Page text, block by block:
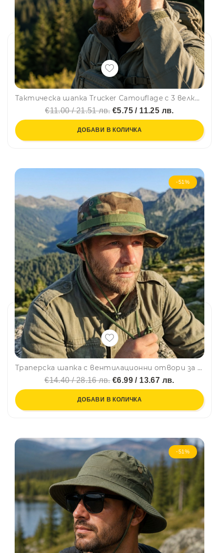
Тактическа шапка Trucker Camouflage с 3 велкро панела за нашивки и емблеми - направи собствен дизайн
€11.00 / 21.51 лв.€5.75 / 11.25 лв.
ДОБАВИ В КОЛИЧКА
-51%
Траперска шапка с вентилационни отвори за лов, риболов и туризъм Camouflage, регулируема връзка
€14.40 / 28.16 лв.€6.99 / 13.67 лв.
ДОБАВИ В КОЛИЧКА
-51%